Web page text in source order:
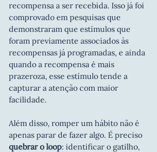
recompensa a ser recebida. Isso já foi
comprovado em pesquisas que
demonstraram que estímulos que
foram previamente associados às
recompensas já programadas, e ainda
quando a recompensa é mais
prazeroza, esse estímulo tende a
capturar a atenção com maior
facilidade.
Além disso, romper um hábito não é
apenas parar de fazer algo. É preciso
quebrar o loop: identificar o gatilho,